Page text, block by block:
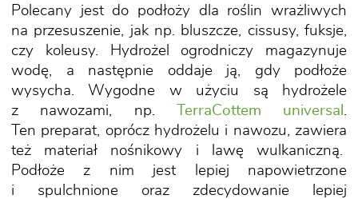
Polecany jest do podłoży dla roślin wrażliwych
na przesuszenie, jak np. bluszcze, cissusy, fuksje,
czy koleusy. Hydrożel ogrodniczy magazynuje
wodę, a następnie oddaje ją, gdy podłoże
wysycha. Wygodne w użyciu są hydrożele
z nawozami, np.
TerraCottem universal
Ten preparat, oprócz hydrożelu i nawozu, zawiera
też materiał nośnikowy i lawę wulkaniczną.
Podłoże z nim jest lepiej napowietrzone
i spulchnione oraz zdecydowanie lepiej